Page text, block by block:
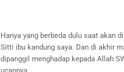
Hanya yang berbeda dulu saat akan
Sitti ibu kandung saya. Dan di akhir
dipanggil menghadap kepada Allah